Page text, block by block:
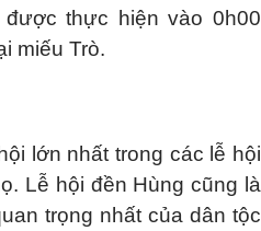
thực hiện vào 0h00
miếu Trò.
lớn nhất trong các lễ hội
Lễ hội đền Hùng cũng là
trọng nhất của dân tộc